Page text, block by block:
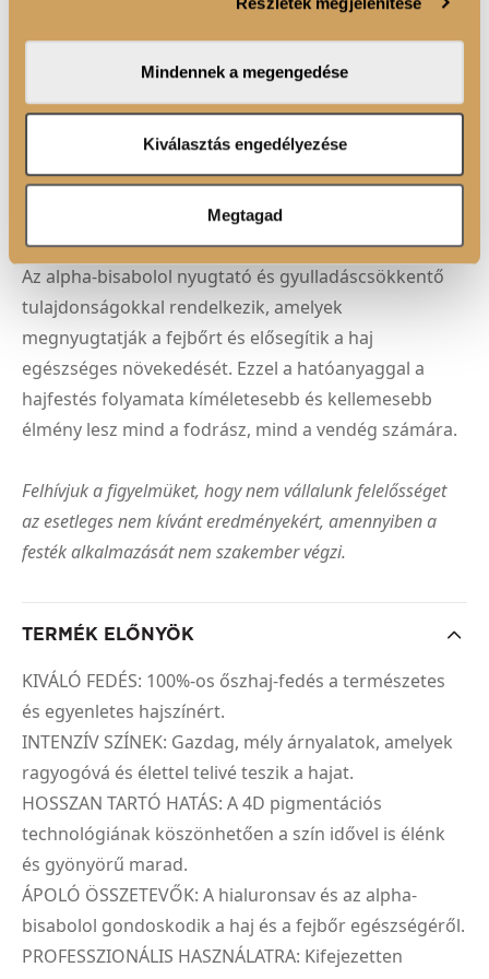
valamint weboldalforgalmunk elemzéséhez. Ezenkívül
adatait, akik kombinálhatják az adatokat más olyan
adatokkal, amelyeket Ön adott meg számukra vagy az
Ön által használt más szolgáltatásokból gyűjtöttek.
Mindennek a megengedése
Kiválasztás engedélyezése
Megtagad
A COLOR HORIZON hajfesték formuláját
hidratálja a hajat, növeli annak rugalmasságát és
fényességét. Az eredmény: selymesen puha, erős és
könnyen kezelhető haj minden festés után.
ALPHA-BISABOLOL
Az alpha-bisabolol nyugtató és gyulladáscsökkentő
tulajdonságokkal rendelkezik, amelyek
megnyugtatják a fejbőrt és elősegítik a haj
egészséges növekedését. Ezzel a hatóanyaggal a
hajfestés folyamata kíméletesebb és kellemesebb
élmény lesz mind a fodrász, mind a vendég számára.
Felhívjuk a figyelmüket, hogy nem vállalunk felelősséget
az esetleges nem kívánt eredményekért, amennyiben a
festék alkalmazását nem szakember végzi.
TERMÉK ELŐNYÖK
KIVÁLÓ FEDÉS: 100%-os őszhaj-fedés a természetes
és egyenletes hajszínért.
INTENZÍV SZÍNEK: Gazdag, mély árnyalatok, amelyek
ragyogóvá és élettel telivé teszik a hajat.
HOSSZAN TARTÓ HATÁS: A 4D pigmentációs
technológiának köszönhetően a szín idővel is élénk
és gyönyörű marad.
ÁPOLÓ ÖSSZETEVŐK: A hialuronsav és az alpha-
bisabolol gondoskodik a haj és a fejbőr egészségéről.
PROFESSZIONÁLIS HASZNÁLATRA: Kifejezetten